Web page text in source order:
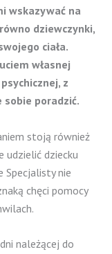
wskazywać na
dziewczynki,
ciała.
własnej
z
poradzić.
stoją również
udzielić dziecku
Specjalisty nie
chęci pomocy
należącej do